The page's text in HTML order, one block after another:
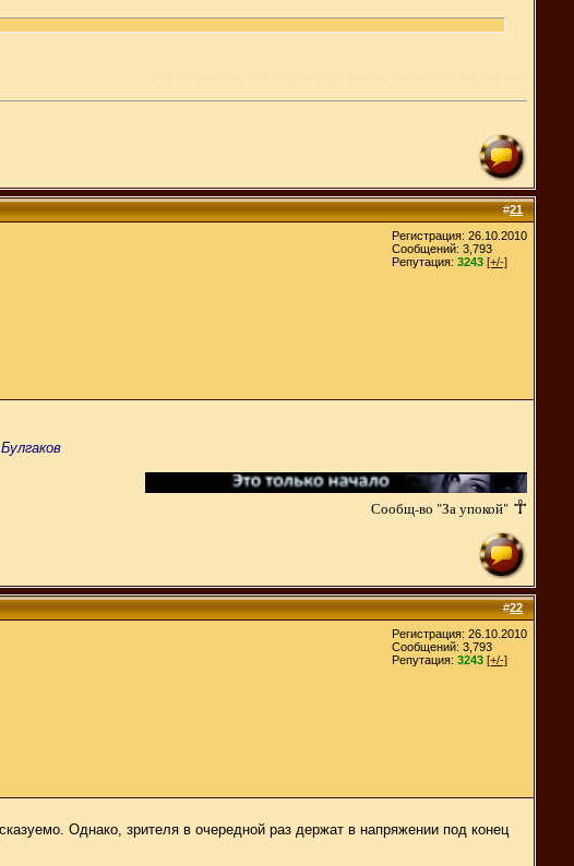
#21
Регистрация: 26.10.2010
Сообщений: 3,793
Репутация: 3243 [+/-]
Сообщ-во "За упокой" ☥
#22
Регистрация: 26.10.2010
Сообщений: 3,793
Репутация: 3243 [+/-]
Однако, зрителя в очередной раз держат в напряжении под конец